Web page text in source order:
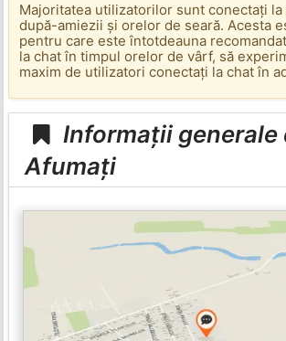
Majoritatea utilizatorilor sunt conectați
după-amiezii și orelor de seară. Acesta
pentru care este întotdeauna
la chat în timpul orelor de vârf, să
maxim de utilizatori conectați la chat în
Informații generale
Afumați